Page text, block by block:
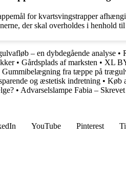
for kvartsvingstrapper
der skal overholdes i henhold
– en dybdegående analyse •
• Gårdsplads af marksten • XL
Gummibelægning fra tæppe på
og æstetisk indretning • Køb
• Advarselslampe Fabia –
YouTube Pinterest